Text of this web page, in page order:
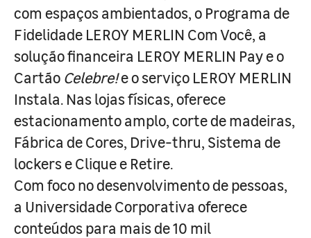
com espaços ambientados, o Programa de
Fidelidade LEROY MERLIN Com Você, a
solução financeira LEROY MERLIN Pay e o
Cartão Celebre!e o serviço LEROY MERLIN
Instala. Nas lojas físicas, oferece
estacionamento amplo, corte de madeiras,
Fábrica de Cores, Drive-thru, Sistema de
lockers e Clique e Retire.
Com foco no desenvolvimento de pessoas,
a Universidade Corporativa oferece
conteúdos para mais de 10 mil